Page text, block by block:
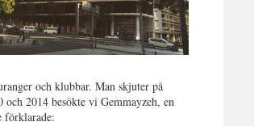
och klubbar. Man skjuter på
2014 besökte vi Gemmayzeh, en
förklarade: